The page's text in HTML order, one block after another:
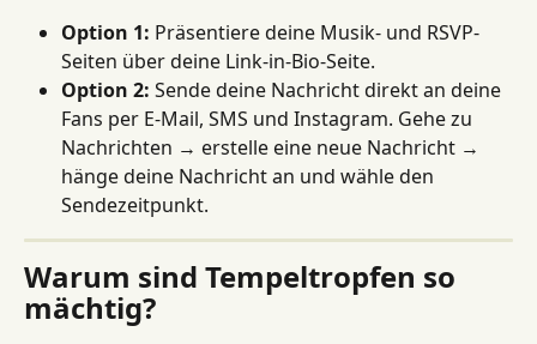
Option 1: Präsentiere deine Musik- und RSVP-
Seiten über deine Link-in-Bio-Seite.
Option 2: Sende deine Nachricht direkt an deine
Fans per E-Mail, SMS und Instagram. Gehe zu
Nachrichten → erstelle eine neue Nachricht →
hänge deine Nachricht an und wähle den
Sendezeitpunkt.
Warum sind Tempeltropfen so
mächtig?